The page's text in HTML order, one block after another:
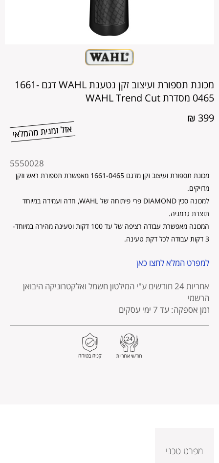
מכונת תספורת ועיצוב זקן נטענת WAHL דגם 1661-
0465 מסדרת WAHL Trend Cut
399 ₪
5550028
מוצר
מכונת תספורת ועיצוב זקן מדגם 1661-0465 מאפשרת תספורת ראש וזקן
מדויקים.
למכונה סכין DIAMOND פרי פיתוחה של WAHL, חדה ועמידה במיוחד
תוצרת גרמניה.
המכונה מאפשרת עבודה רציפה של עד 100 דקות וטעינה מהירה במיוחד-
3 דקות עבודה לכל דקת טעינה.
למפרט המלא לחצו כאן
אחריות 24 חודשים
ע"י המילטון חשמל ואלקטרוניקה היבואן
הרשמי
זמן אספקה: עד 7 ימי עסקים
מפרט טכני